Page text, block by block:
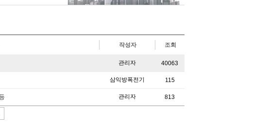
작성자 조회
관리자 40063
삼익방폭전기 115
관리자 813